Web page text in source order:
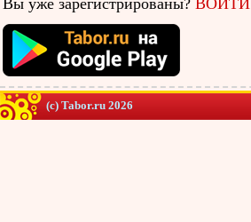
Вы уже зарегистрированы? ВОЙТИ
(c) Tabor.ru 2026